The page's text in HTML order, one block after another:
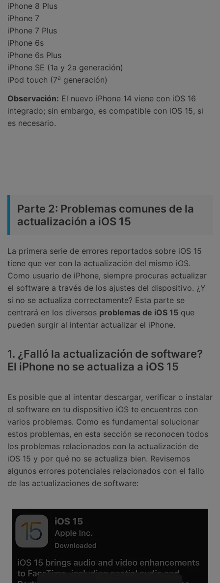
iPhone 8 Plus
iPhone 7
iPhone 7 Plus
iPhone 6s
iPhone 6s Plus
iPhone SE (1a y 2a generación)
iPod touch (7a generación)
Observación: El nuevo iPhone 14 viene con iOS 16
integrado; sin embargo, es compatible con iOS 15, si
es necesario.
Parte 2: Problemas comunes de la
actualización a iOS 15
La primera serie de errores reportados sobre iOS 15
tiene que ver con la actualización del mismo iOS.
Como usuario de iPhone, siempre procuras actualizar
el software a través de los ajustes del dispositivo. ¿Y
si no se actualiza correctamente? Esta parte se
centrará en los diversos problemas de iOS 15 que
pueden surgir al intentar actualizar el iPhone.
1. ¿Falló la actualización de software?
El iPhone no se actualiza a iOS 15
Es posible que al intentar descargar, verificar o instalar
el software en tu dispositivo iOS te encuentres con
varios problemas. Como es fundamental solucionar
estos problemas, en esta sección se reconocen todos
los problemas relacionados con la actualización de
iOS 15 y por qué no se actualiza bien. Revisemos
algunos errores potenciales relacionados con el fallo
de las actualizaciones de software: